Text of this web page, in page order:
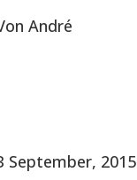
André
September, 2015